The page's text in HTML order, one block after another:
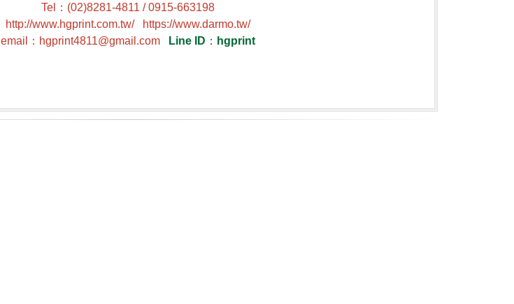
Tel
： (02)8281-4811 / 0915-663198
http://www.hgprint.com.tw/
https://www.darmo.tw/
email
： hgprint4811@gmail.com Line ID ： hgprint